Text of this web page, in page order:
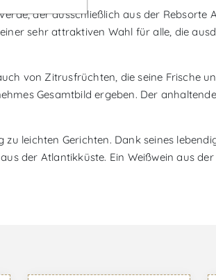
der ausschließlich aus der Rebsorte
sehr attraktiven Wahl für alle, die
von Zitrusfrüchten, die seine Frische
Gesamtbild ergeben. Der
leichten Gerichten. Dank seines
der Atlantikküste. Ein Weißwein aus